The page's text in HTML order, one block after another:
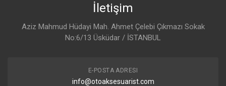
İletişim
Aziz Mahmud Hüdayi Mah. Ahmet Çelebi Çıkmazı Sokak
No:6/13 Üsküdar / İSTANBUL
E-POSTA ADRESI
info@otoaksesuarist.com